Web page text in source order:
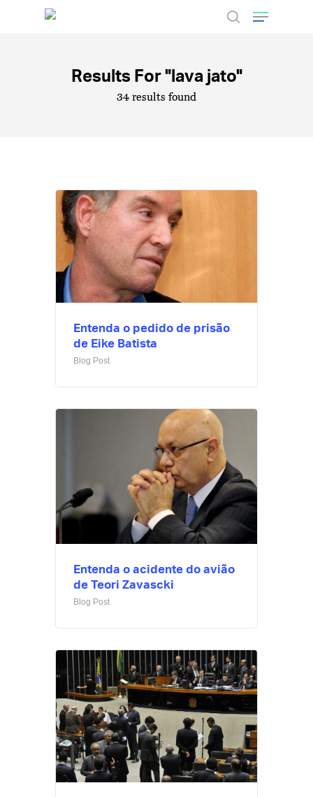
Hit enter to search or ESC to close
Results For"lava jato"
34 results found
Entenda o pedido de prisão
de Eike Batista
Blog Post
Entenda o acidente do avião
de Teori Zavascki
Blog Post